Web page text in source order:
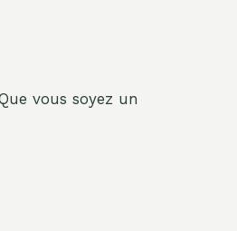
vous soyez un